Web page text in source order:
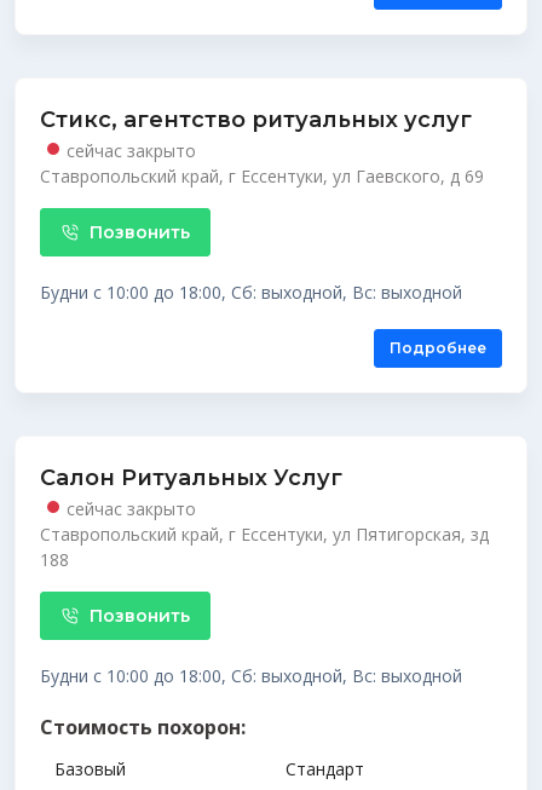
Стикс, агентство ритуальных услуг
сейчас закрыто
Ставропольский край, г Ессентуки, ул Гаевского, д 69
Позвонить
Будни с 10:00 до 18:00, Сб: выходной, Вс: выходной
Подробнее
Салон Ритуальных Услуг
сейчас закрыто
Ставропольский край, г Ессентуки, ул Пятигорская, зд
188
Позвонить
Будни с 10:00 до 18:00, Сб: выходной, Вс: выходной
Стоимость похорон:
Базовый Стандарт